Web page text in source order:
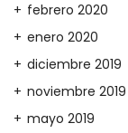
febrero 2020
enero 2020
diciembre 2019
noviembre 2019
mayo 2019